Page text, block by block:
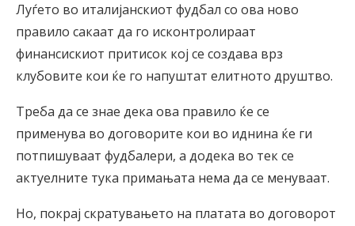
Луѓето во италијанскиот фудбал со ова ново
правило сакаат да го исконтролираат
финансискиот притисок кој се создава врз
клубовите кои ќе го напуштат елитното друштво.
Треба да се знае дека ова правило ќе се
применува во договорите кои во иднина ќе ги
потпишуваат фудбалери, а додека во тек се
актуелните тука примањата нема да се менуваат.
Но, покрај скратувањето на платата во договорот